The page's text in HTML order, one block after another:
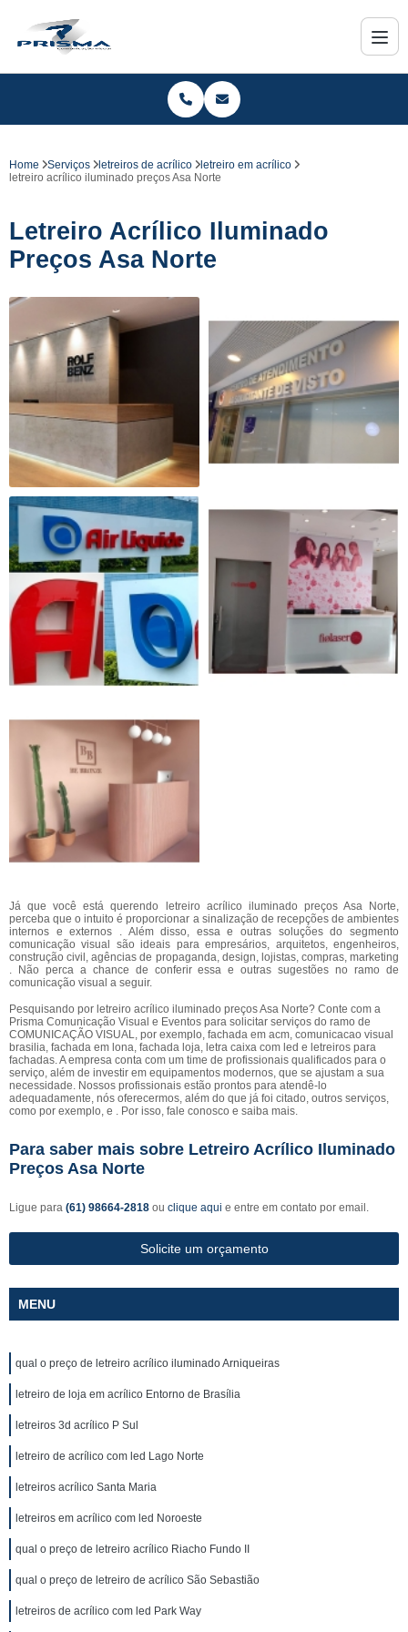
Home Serviços letreiros de acrílico
letreiro em acrílico
letreiro acrílico iluminado preços Asa Norte
Letreiro Acrílico Iluminado
Preços Asa Norte
Já que você está querendo letreiro acrílico iluminado preços Asa Norte,
perceba que o intuito é proporcionar a sinalização de recepções de ambientes
internos e externos . Além disso, essa e outras soluções do segmento
comunicação visual são ideais para empresários, arquitetos, engenheiros,
construção civil, agências de propaganda, design, lojistas, compras, marketing
. Não perca a chance de conferir essa e outras sugestões no ramo de
comunicação visual a seguir.
Pesquisando por letreiro acrílico iluminado preços Asa Norte? Conte com a
Prisma Comunicação Visual e Eventos para solicitar serviços do ramo de
COMUNICAÇÃO VISUAL, por exemplo, fachada em acm, comunicacao visual
brasilia, fachada em lona, fachada loja, letra caixa com led e letreiros para
fachadas. A empresa conta com um time de profissionais qualificados para o
serviço, além de investir em equipamentos modernos, que se ajustam a sua
necessidade. Nossos profissionais estão prontos para atendê-lo
adequadamente, nós oferecermos, além do que já foi citado, outros serviços,
como por exemplo, e . Por isso, fale conosco e saiba mais.
Para saber mais sobre Letreiro Acrílico Iluminado
Preços Asa Norte
Ligue para (61) 98664-2818 ou clique aqui e entre em contato por email.
Solicite um orçamento
MENU
qual o preço de letreiro acrílico iluminado Arniqueiras
letreiro de loja em acrílico Entorno de Brasília
letreiros 3d acrílico P Sul
letreiro de acrílico com led Lago Norte
letreiros acrílico Santa Maria
letreiros em acrílico com led Noroeste
qual o preço de letreiro acrílico Riacho Fundo II
qual o preço de letreiro de acrílico São Sebastião
letreiros de acrílico com led Park Way